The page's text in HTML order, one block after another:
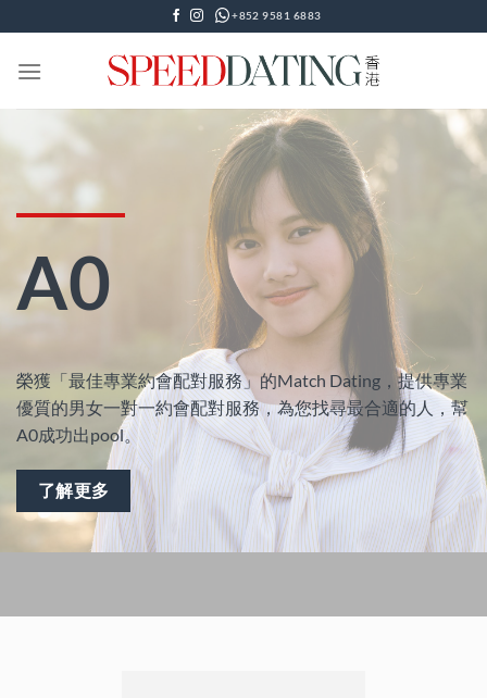
to
content
+852 9581 6883
A0
榮獲「最佳專業約會配對服務」的Match Dating，提供專業
優質的男女一對一約會配對服務，為您找尋最合適的人，幫
A0成功出pool。
了解更多